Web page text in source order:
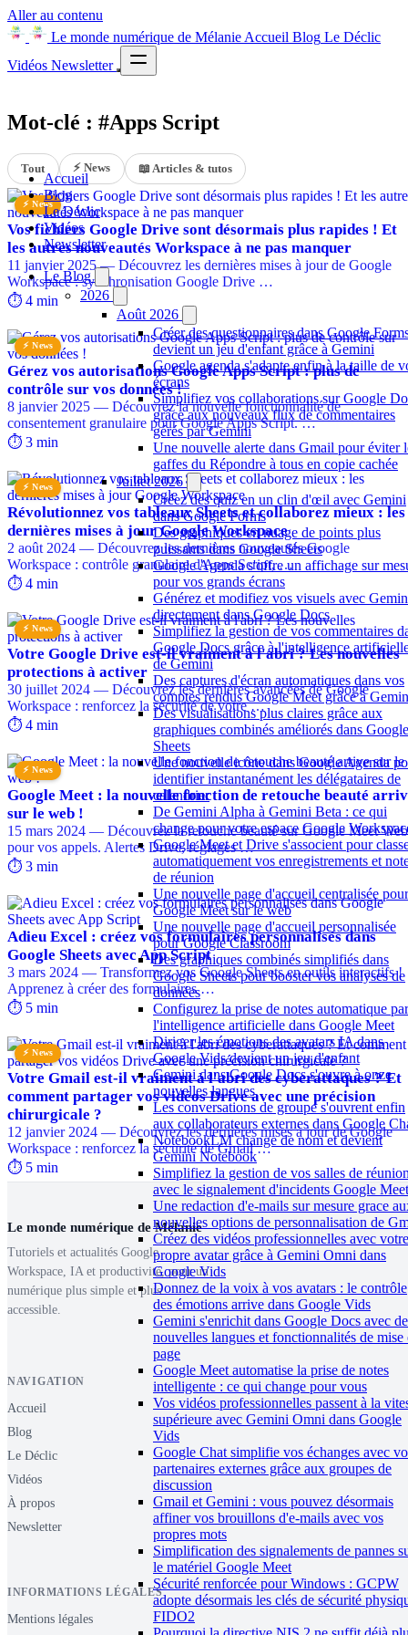
Aller au contenu
Le monde numérique de Mélanie Accueil Blog Le Déclic
Vidéos Newsletter
Accueil
Blog
Le Déclic
Vidéos
Newsletter
Le Blog
2026
Août 2026
Créer des questionnaires dans Google
devient un jeu d'enfant grâce à Gemini
Google agenda s'adapte enfin à la taille de
écrans
Simplifiez vos collaborations sur Google
grâce aux nouveaux flux de commentaires
gérés par Gemini
Une nouvelle alerte dans Gmail pour éviter
gaffes du Répondre à tous en copie cachée
Juillet 2026
Créez des quiz en un clin d'œil avec Gemini
dans Google Forms
Des graphiques en nuage de points plus
puissants dans Google Sheets
Google Agenda s'offre un affichage sur
pour vos grands écrans
Générez et modifiez vos visuels avec
directement dans Google Docs
Simplifiez la gestion de vos commentaires
Google Docs grâce à l'intelligence
de Gemini
Des captures d'écran automatiques dans vos
comptes rendus Google Meet grâce à
Des visualisations plus claires grâce aux
graphiques combinés améliorés dans Google
Sheets
Une nouvelle icône dans Google Agenda
identifier instantanément les délégataires de
calendrier
De Gemini Alpha à Gemini Beta : ce qui
change pour votre espace Google
Google Meet et Drive s'associent pour
automatiquement vos enregistrements et
de réunion
Une nouvelle page d'accueil centralisée pour
Google Meet sur le web
Une nouvelle page d'accueil personnalisée
pour Google Classroom
Des graphiques combinés simplifiés dans
Google Sheets pour booster vos analyses de
données
Configurez la prise de notes automatique par
l'intelligence artificielle dans Google Meet
Diriger les émotions des avatars IA dans
Google Vids devient un jeu d'enfant
Gemini dans Google Docs s'ouvre à onze
nouvelles langues
Les conversations de groupe s'ouvrent enfin
aux collaborateurs externes dans Google
NotebookLM change de nom et devient
Gemini Notebook
Simplifiez la gestion de vos salles de
avec le signalement d'incidents Google Meet
Une redaction d'e-mails sur mesure grace
nouvelles options de personnalisation de
Créez des vidéos professionnelles avec votre
propre avatar grâce à Gemini Omni dans
Google Vids
Donnez de la voix à vos avatars : le contrôle
des émotions arrive dans Google Vids
Gemini s'enrichit dans Google Docs avec de
nouvelles langues et fonctionnalités de mise
page
Google Meet automatise la prise de notes
intelligente : ce qui change pour vous
Vos vidéos professionnelles passent à la
supérieure avec Gemini Omni dans Google
Vids
Google Chat simplifie vos échanges avec
partenaires externes grâce aux groupes de
discussion
Gmail et Gemini : vous pouvez désormais
affiner vos brouillons d'e-mails avec vos
propres mots
Simplification des signalements de pannes
le matériel Google Meet
Sécurité renforcée pour Windows : GCPW
adopte désormais les clés de sécurité
FIDO2
Mot-clé : #Apps Script
Tout ⚡ News 📖 Articles & tutos
⚡ News
Vos fichiers Google Drive sont désormais plus rapides ! Et
les autres nouveautés Workspace à ne pas manquer
11 janvier 2025 — Découvrez les dernières mises à jour de Google
Workspace : synchronisation Google Drive …
⏱️ 4 min
⚡ News
Gérez vos autorisations Google Apps Script : plus de
contrôle sur vos données !
8 janvier 2025 — Découvrez la nouvelle fonctionnalité de
consentement granulaire pour Google Apps Script. …
⏱️ 3 min
⚡ News
Révolutionnez vos tableaux Sheets et collaborez mieux : les
dernières mises à jour Google Workspace
2 août 2024 — Découvrez les dernières nouveautés Google
Workspace : contrôle granulaire d'Apps Script, …
⏱️ 4 min
⚡ News
Votre Google Drive est-il vraiment à l'abri ? Les nouvelles
protections à activer
30 juillet 2024 — Découvrez les dernières avancées de Google
Workspace : renforcez la sécurité de votre …
⏱️ 4 min
⚡ News
Google Meet : la nouvelle fonction de retouche beauté
sur le web !
15 mars 2024 — Découvrez la retouche beauté sur Google Meet Web
pour vos appels. Alertes Drive, réglages …
⏱️ 3 min
Adieu Excel : créez vos formulaires personnalisés dans
Google Sheets avec App Script
3 mars 2024 — Transformez vos Google Sheets en outils interactifs !
Apprenez à créer des formulaires …
⏱️ 5 min
⚡ News
Votre Gmail est-il vraiment à l'abri des cyberattaques ? Et
comment partager vos vidéos Drive avec une précision
chirurgicale ?
12 janvier 2024 — Découvrez les dernières mises à jour de Google
Workspace : renforcez la sécurité de Gmail …
⏱️ 5 min
Le monde numérique de Mélanie
Tutoriels et actualités Google
Workspace, IA et productivité, pour un
numérique plus simple et plus
accessible.
NAVIGATION
Accueil
Blog
Le Déclic
Vidéos
À propos
Newsletter
INFORMATIONS LÉGALES
Mentions légales